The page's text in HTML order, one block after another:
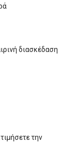
διασκέδαση
την